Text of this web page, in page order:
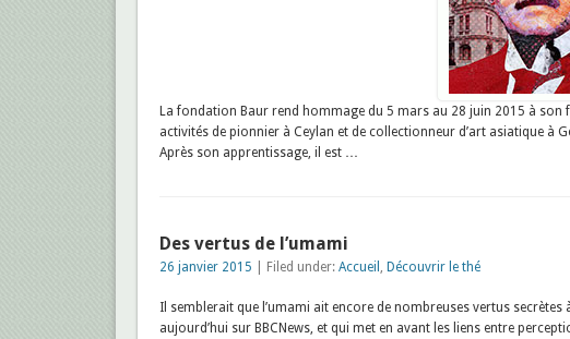
La fondation Baur rend hommage du 5 mars au 28 juin 2015 à son
activités de pionnier à Ceylan et de collectionneur d’art asiatique à
Après son apprentissage, il est …
Des vertus de l’umami
26 janvier 2015 | Filed under: Accueil , Découvrir le thé
Il semblerait que l’umami ait encore de nombreuses vertus
aujourd’hui sur BBCNews, et qui met en avant les liens entre